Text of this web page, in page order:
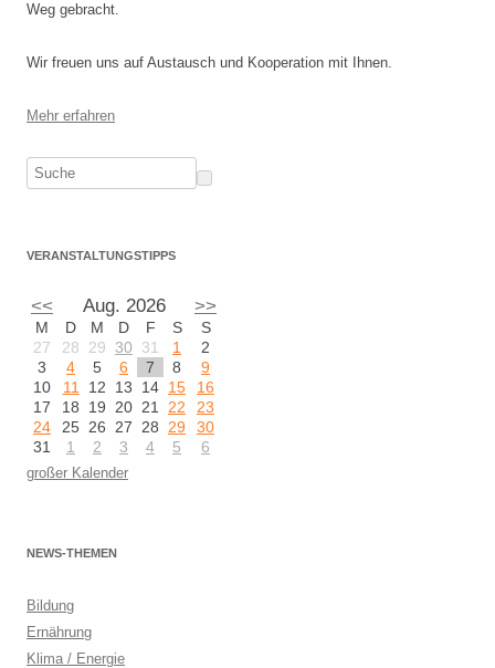
Weg gebracht.
Wir freuen uns auf Austausch und Kooperation mit Ihnen.
Mehr erfahren
VERANSTALTUNGSTIPPS
<< Aug. 2026 >>
M D M D F S
S
27
28 29 30 31 1
2
3
4 5 6 7 8
9
10
11 12 13 14 15
16
17
18 19 20 21 22
23
24
25 26 27 28 29
30
31
1 2 3 4 5 6
großer Kalender
NEWS-THEMEN
Bildung
Ernährung
Klima / Energie